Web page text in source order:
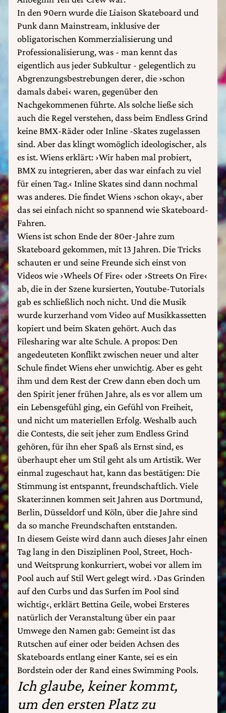
In den 90ern wurde die Liaison Skateboard und
Punk dann Mainstream, inklusive der
obligatorischen Kommerzialisierung und
Professionalisierung, was - man kennt das
eigentlich aus jeder Subkultur - gelegentlich zu
Abgrenzungsbestrebungen derer, die ›schon
damals dabei‹ waren, gegenüber den
Nachgekommenen führte. Als solche ließe sich
auch die Regel verstehen, dass beim Endless Grind
keine BMX-Räder oder Inline -Skates zugelassen
sind. Aber das klingt womöglich ideologischer, als
es ist. Wiens erklärt: ›Wir haben mal probiert,
BMX zu integrieren, aber das war einfach zu viel
für einen Tag.‹ Inline Skates sind dann nochmal
was anderes. Die findet Wiens ›schon okay‹, aber
das sei einfach nicht so spannend wie Skateboard-
Fahren.
Wiens ist schon Ende der 80er-Jahre zum
Skateboard gekommen, mit 13 Jahren. Die Tricks
schauten er und seine Freunde sich einst von
Videos wie ›Wheels Of Fire‹ oder ›Streets On Fire‹
ab, die in der Szene kursierten, Youtube-Tutorials
gab es schließlich noch nicht. Und die Musik
wurde kurzerhand vom Video auf Musikkassetten
kopiert und beim Skaten gehört. Auch das
Filesharing war alte Schule. A propos: Den
angedeuteten Konflikt zwischen neuer und alter
Schule findet Wiens eher unwichtig. Aber es geht
ihm und dem Rest der Crew dann eben doch um
den Spirit jener frühen Jahre, als es vor allem um
ein Lebensgefühl ging, ein Gefühl von Freiheit,
und nicht um materiellen Erfolg. Weshalb auch
die Contests, die seit jeher zum Endless Grind
gehören, für ihn eher Spaß als Ernst sind, es
überhaupt eher um Stil geht als um Artistik. Wer
einmal zugeschaut hat, kann das bestätigen: Die
Stimmung ist entspannt, freundschaftlich. Viele
Skater:innen kommen seit Jahren aus Dortmund,
Berlin, Düsseldorf und Köln, über die Jahre sind
da so manche Freundschaften entstanden.
In diesem Geiste wird dann auch dieses Jahr einen
Tag lang in den Disziplinen Pool, Street, Hoch-
und Weitsprung konkurriert, wobei vor allem im
Pool auch auf Stil Wert gelegt wird. ›Das Grinden
auf den Curbs und das Surfen im Pool sind
wichtig‹, erklärt Bettina Geile, wobei Ersteres
natürlich der Veranstaltung über ein paar
Umwege den Namen gab: Gemeint ist das
Rutschen auf einer oder beiden Achsen des
Skateboards entlang einer Kante, sei es ein
Bordstein oder der Rand eines Swimming Pools.
Ich glaube, keiner kommt,
um den ersten Platz zu